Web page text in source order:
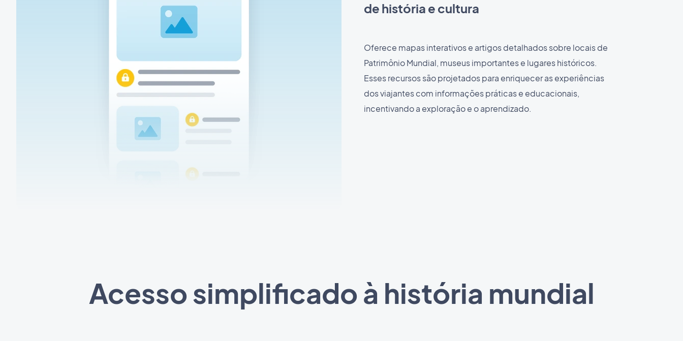
de história e cultura
Oferece mapas interativos e artigos detalhados sobre locais de
Patrimônio Mundial, museus importantes e lugares históricos.
Esses recursos são projetados para enriquecer as experiências
dos viajantes com informações práticas e educacionais,
incentivando a exploração e o aprendizado.
Acesso simplificado à história mundial